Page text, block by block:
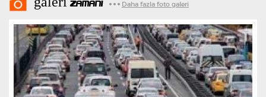
ZAMANI Daha fazla foto galeri